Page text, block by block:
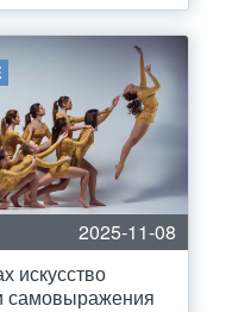
2025-11-08
искусство
самовыражения